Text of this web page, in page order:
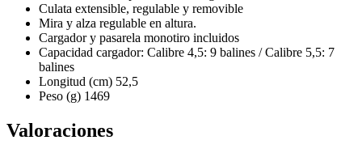
Culata extensible, regulable y removible
Mira y alza regulable en altura.
Cargador y pasarela monotiro incluidos
Capacidad cargador: Calibre 4,5: 9 balines / Calibre 5,5: 7
balines
Longitud (cm) 52,5
Peso (g) 1469
Valoraciones